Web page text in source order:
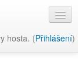
hosta. (Přihlášení)